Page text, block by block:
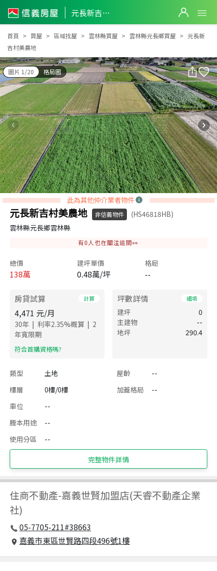
元長新吉村美農地
元長新吉村美農地
首頁 買屋 區域找屋 雲林縣買屋 雲林縣元長鄉買屋
元長新
吉村美農地
圖片 1/20 格局圖
此為其他仲介業者物件
元長新吉村美農地 非信義物件
(HS46818HB)
雲林縣元長鄉雲林縣
有0 人也在關注這間👀
總價
138萬
建坪單價
0.48萬/坪
格局
--
房貸試算 計算
4,471 元/月
30年 | 利率2.35%概算 | 2
年寬限期
​符合首購資格嗎?
坪數詳情 細項
建坪
0
主建物
--
地坪
290.4
類型 土地 屋齡
--
樓層
0樓/0樓 加蓋格局
--
車位
--
謄本用途
--
使用分區
--
完整物件詳情
住商不動產-嘉義世賢加盟店(天睿不動產企業
社)
05-7705-211#38663
嘉義市東區世賢路四段496號1樓